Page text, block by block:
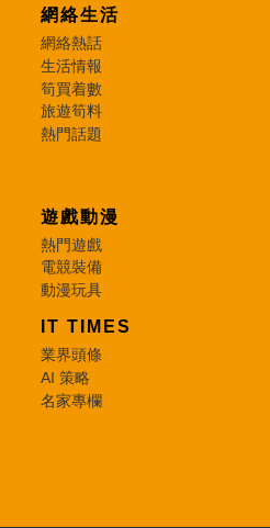
網絡生活
網絡熱話
生活情報
筍買着數
旅遊筍料
熱門話題
遊戲動漫
熱門遊戲
電競裝備
動漫玩具
IT TIMES
業界頭條
AI 策略
名家專欄